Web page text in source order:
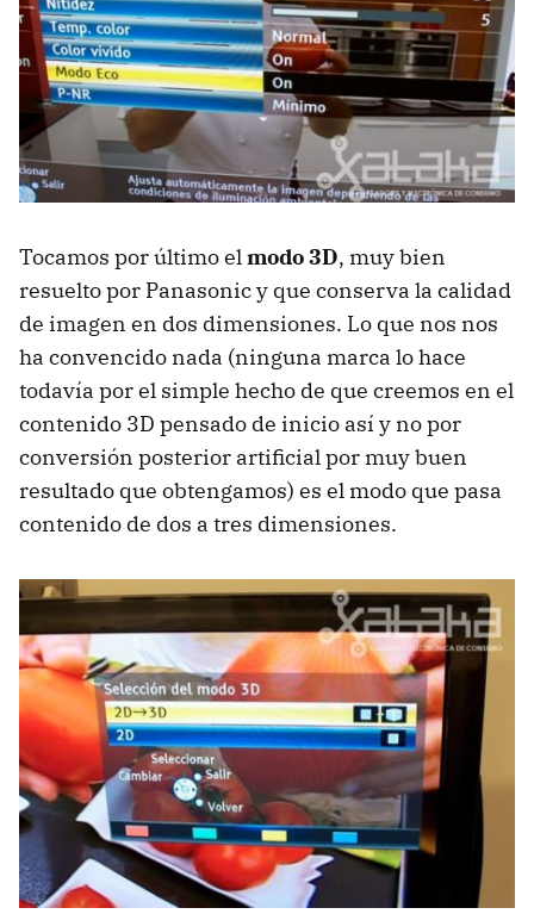
Tocamos por último elmodo 3D, muy bien
resuelto por Panasonic y que conserva la calidad
de imagen en dos dimensiones. Lo que nos nos
ha convencido nada (ninguna marca lo hace
todavía por el simple hecho de que creemos en el
contenido 3D pensado de inicio así y no por
conversión posterior artificial por muy buen
resultado que obtengamos) es el modo que pasa
contenido de dos a tres dimensiones.